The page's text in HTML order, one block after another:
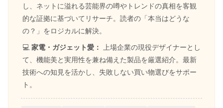
し、ネットに溢れる芸能界の噂やトレンドの真相を客観
的な証拠に基づいてリサーチ。読者の「本当はどうな
の？」をロジカルに解決。
💻 家電・ガジェット愛： 上場企業の現役デザイナーとし
て、機能美と実用性を兼ね備えた製品を厳選紹介。最新
技術への知見を活かし、失敗しない買い物選びをサポー
ト。